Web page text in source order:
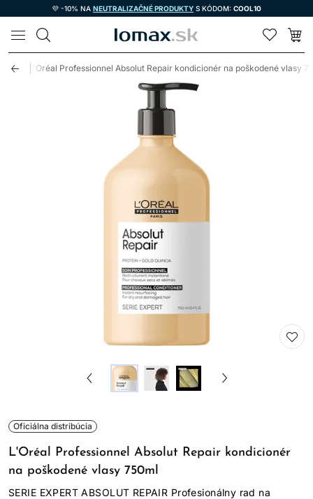
💜 -10% NA NEUTRALIZAČNÉ PRODUKTY S KÓDOM: COOL10
LOMAX
L'Oréal Professionnel Absolut Repair kondicionér na poškodené vlasy
Oficiálna distribúcia
L'Oréal Professionnel Absolut Repair kondicionér
na poškodené vlasy 750ml
SERIE EXPERT ABSOLUT REPAIR Profesionálny rad na